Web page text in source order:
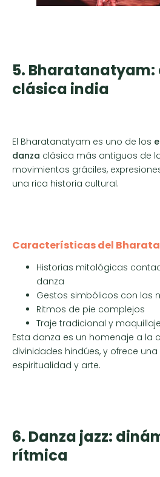
5. Bharatanatyam:
clásica india
El Bharatanatyam es uno de los
danza clásica más antiguos de
movimientos gráciles,
una rica historia cultural.
Características del
Historias mitológicas
danza
Gestos simbólicos con las
Ritmos de pie complejos
Traje tradicional y maquillaje
Esta danza es un homenaje a la
divinidades hindúes, y ofrece
espiritualidad y arte.
6. Danza jazz:
rítmica